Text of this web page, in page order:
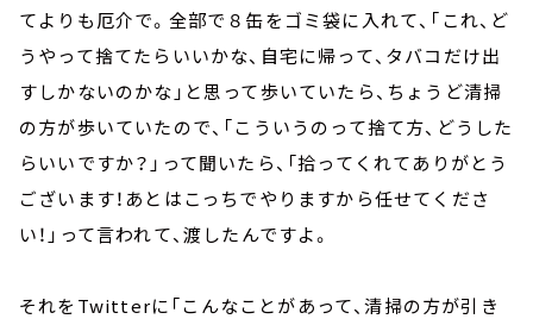
てよりも厄介で。全部で８缶をゴミ袋に入れて、「これ、ど
うやって捨てたらいいかな、自宅に帰って、タバコだけ出
すしかないのかな」と思って歩いていたら、ちょうど清掃
の方が歩いていたので、「こういうのって捨て方、どうした
らいいですか？」って聞いたら、「拾ってくれてありがとう
ございます！あとはこっちでやりますから任せてくださ
い！」って言われて、渡したんですよ。
それをTwitterに「こんなことがあって、清掃の方が引き